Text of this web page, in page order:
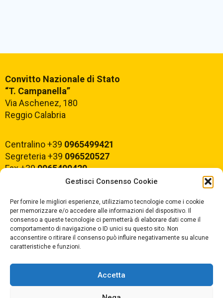
Gestisci Consenso Cookie
Per fornire le migliori esperienze, utilizziamo tecnologie come i cookie
per memorizzare e/o accedere alle informazioni del dispositivo. Il
consenso a queste tecnologie ci permetterà di elaborare dati come il
comportamento di navigazione o ID unici su questo sito. Non
acconsentire o ritirare il consenso può influire negativamente su alcune
caratteristiche e funzioni.
Accetta
Convitto Nazionale di Stato
“T. Campanella”
Via Aschenez, 180
Reggio Calabria
Centralino +39 0965499421
Segreteria +39 096520527
Fax +390965499420
E-mail: rcvc010005@istruzione.it
PEC:rcvc010005@pec.istruzione.it
ORARIO DI APERTURA
Dal lunedì al Venerdì
dalle ore 07,00 alle ore 18,30